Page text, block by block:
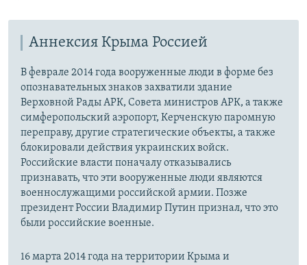
Аннексия Крыма Россией
В феврале 2014 года вооруженные люди в форме без
опознавательных знаков захватили здание
Верховной Рады АРК, Совета министров АРК, а также
симферопольский аэропорт, Керченскую паромную
переправу, другие стратегические объекты, а также
блокировали действия украинских войск.
Российские власти поначалу отказывались
признавать, что эти вооруженные люди являются
военнослужащими российской армии. Позже
президент России Владимир Путин признал, что это
были российские военные.
16 марта 2014 года на территории Крыма и